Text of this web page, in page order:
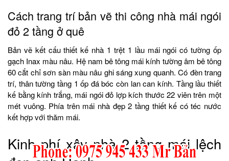
Cách trang trí bản vẽ thi công nhà mái ngói
đỏ 2 tầng ở quê
Bản vẽ kết cấu thiết kế nhà 1 trệt 1 lầu mái ngói có tường ốp
gạch Inax màu nâu. Hệ nam bê tông mái kính tường âm bê tông
60 cắt chỉ sơn sàn màu nâu ghi sáng xung quanh. Có đèn trang
trí, thân tường tầng 1 ốp đá bóc còn lan can kính. Tầng lầu thiết
kế bằng kính trắng, mái ngói đỏ lợp kích thước 22 viên trên một
mét vuông. Phía trên mái nhà đẹp 2 tầng thiết kế có téc nước
kết hợp với thăm mái.
Kinh phí xây nhà 2 tầng mái lệch